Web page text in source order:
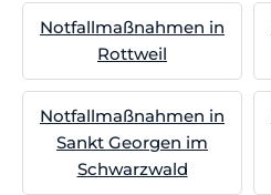
Notfallmaßnahmen in
Rottweil
Notfallmaßnahmen in
Sankt Georgen im
Schwarzwald